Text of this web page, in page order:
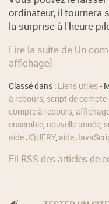
ordinateur, il tournera
la surprise à l'heure
Lire la suite de Un
affichage]
Classé dans : Liens utiles-
à rebours, script de compte
compte à rebours,
ensemble, nouvelle année,
aide JQUERY, aide
Fil RSS des articles de